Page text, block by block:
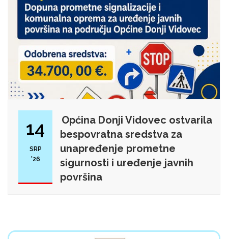
14
SRP
'26
Općina Donji Vidovec ostvarila
bespovratna sredstva za
unapređenje prometne
sigurnosti i uređenje javnih
površina